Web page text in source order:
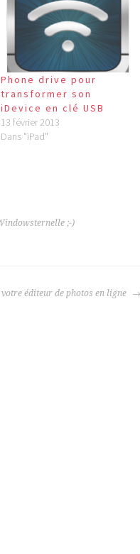
Phone drive pour
transformer son
iDevice en clé USB
13 février 2013
Dans "iPad"
;-)
éditeur de photos en ligne